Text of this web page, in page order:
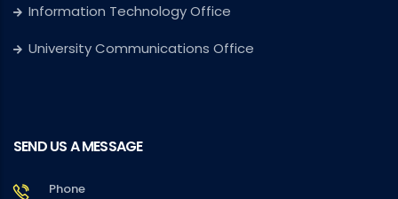
Information Technology Office
University Communications Office
SEND US A MESSAGE
Phone